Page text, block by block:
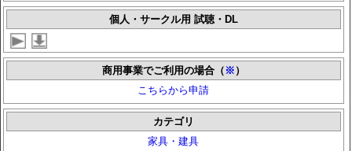
個人・サークル用 試聴・DL
商用事業でご利用の場合（ ※ ）
こちらから申請
カテゴリ
家具・建具